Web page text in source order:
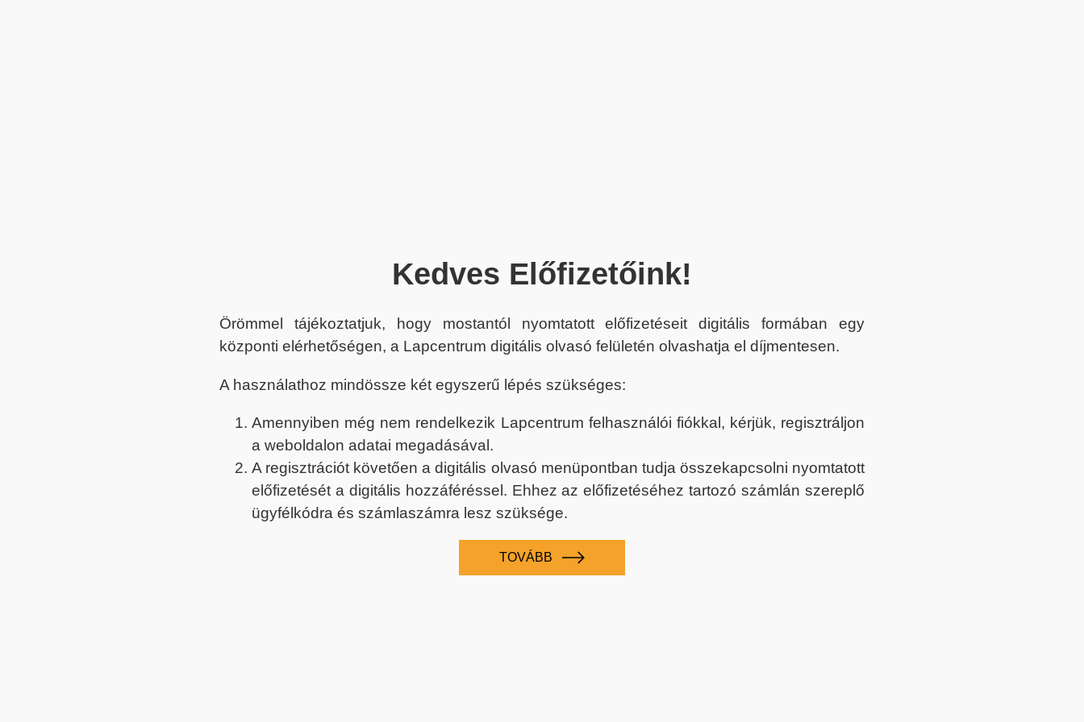
Kedves Előfizetőink!
Örömmel tájékoztatjuk, hogy mostantól nyomtatott előfizetéseit digitális formában egy
központi elérhetőségen, a Lapcentrum digitális olvasó felületén olvashatja el díjmentesen.
A használathoz mindössze két egyszerű lépés szükséges:
Amennyiben még nem rendelkezik Lapcentrum felhasználói fiókkal, kérjük, regisztráljon
a weboldalon adatai megadásával.
A regisztrációt követően a digitális olvasó menüpontban tudja összekapcsolni nyomtatott
előfizetését a digitális hozzáféréssel. Ehhez az előfizetéséhez tartozó számlán szereplő
ügyfélkódra és számlaszámra lesz szüksége.
TOVÁBB